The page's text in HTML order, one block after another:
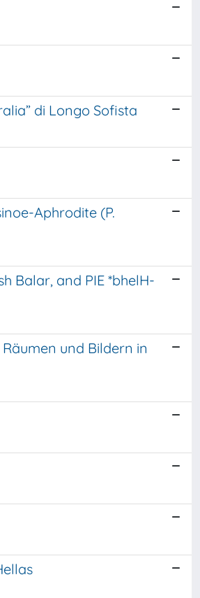
di Longo Sofista
Aphrodite (P.
Balar, and PIE *bhelH-
und Bildern in